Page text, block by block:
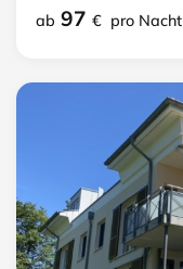
ab 97 € pro Nacht